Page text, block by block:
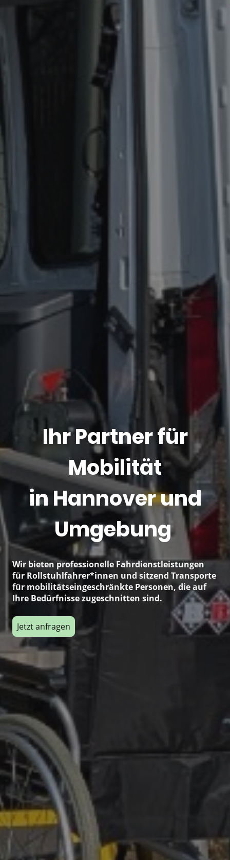
Ihr Partner für
Mobilität
in Hannover und
Umgebung
Wir bieten professionelle Fahrdienstleistungen
für Rollstuhlfahrer*innen und sitzend Transporte
für mobilitätseingeschränkte Personen, die auf
Ihre Bedürfnisse zugeschnitten sind.
Jetzt anfragen